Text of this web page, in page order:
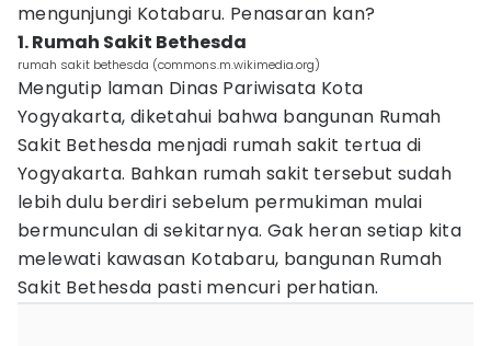
mengunjungi Kotabaru. Penasaran kan?
1. Rumah Sakit Bethesda
rumah sakit bethesda (commons.m.wikimedia.org)
Mengutip laman Dinas Pariwisata Kota
Yogyakarta, diketahui bahwa bangunan Rumah
Sakit Bethesda menjadi rumah sakit tertua di
Yogyakarta. Bahkan rumah sakit tersebut sudah
lebih dulu berdiri sebelum permukiman mulai
bermunculan di sekitarnya. Gak heran setiap kita
melewati kawasan Kotabaru, bangunan Rumah
Sakit Bethesda pasti mencuri perhatian.